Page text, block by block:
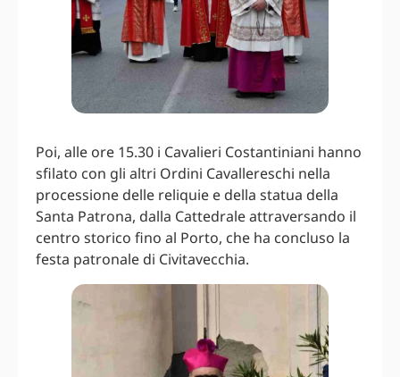
Poi, alle ore 15.30 i Cavalieri Costantiniani hanno
sfilato con gli altri Ordini Cavallereschi nella
processione delle reliquie e della statua della
Santa Patrona, dalla Cattedrale attraversando il
centro storico fino al Porto, che ha concluso la
festa patronale di Civitavecchia.